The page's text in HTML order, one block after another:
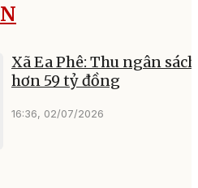
Xã Ea Phê: Thu ngân
hơn 59 tỷ đồng
16:36, 02/07/2026